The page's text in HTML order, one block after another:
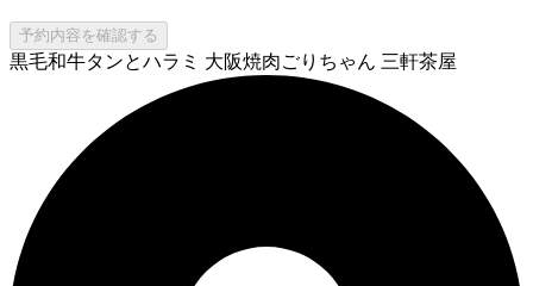
予約内容を確認する
黒毛和牛タンとハラミ 大阪焼肉ごりちゃん 三軒茶屋